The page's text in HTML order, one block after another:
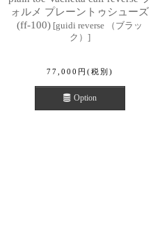
ォルメ プレーントゥシューズ
(ff-100) [guidi reverse （ブラッ
ク） ]
77,000 円 (税別)
Option